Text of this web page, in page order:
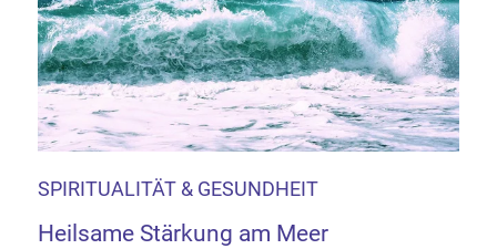
SPIRITUALITÄT & GESUNDHEIT
Heilsame Stärkung am Meer